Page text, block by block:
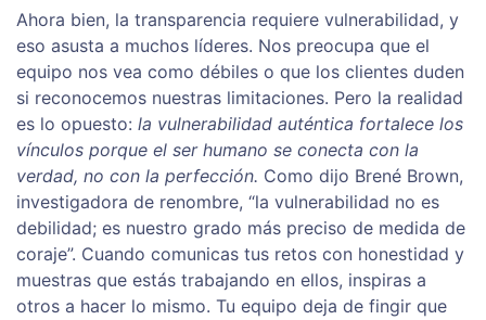
Ahora bien, la transparencia requiere vulnerabilidad, y
eso asusta a muchos líderes. Nos preocupa que el
equipo nos vea como débiles o que los clientes duden
si reconocemos nuestras limitaciones. Pero la realidad
es lo opuesto: la vulnerabilidad auténtica fortalece los
vínculos porque el ser humano se conecta con la
verdad, no con la perfección. Como dijo Brené Brown,
investigadora de renombre, “la vulnerabilidad no es
debilidad; es nuestro grado más preciso de medida de
coraje”. Cuando comunicas tus retos con honestidad y
muestras que estás trabajando en ellos, inspiras a
otros a hacer lo mismo. Tu equipo deja de fingir que